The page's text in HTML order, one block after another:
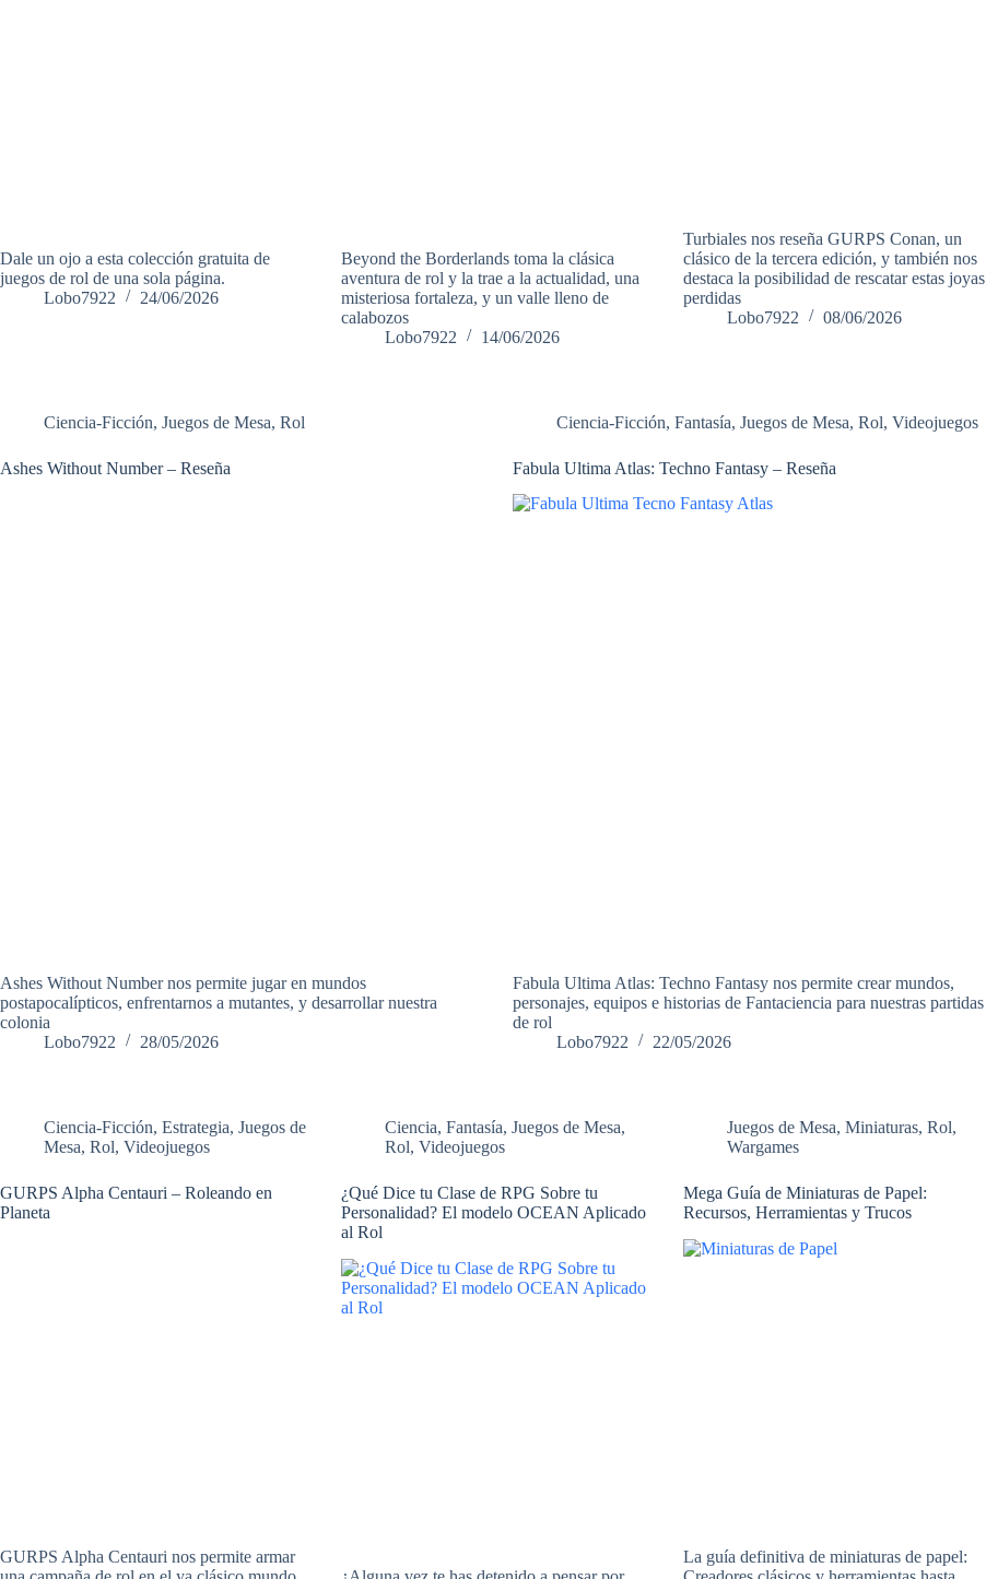
Dale un ojo a esta colección gratuita de
juegos de rol de una sola página.
Lobo7922
24/06/2026
Beyond the Borderlands toma la clásica
aventura de rol y la trae a la actualidad, una
misteriosa fortaleza, y un valle lleno de
calabozos
Lobo7922
14/06/2026
Turbiales nos reseña GURPS Conan, un
clásico de la tercera edición, y también nos
destaca la posibilidad de rescatar estas joyas
perdidas
Lobo7922
08/06/2026
Ciencia-Ficción, Juegos de Mesa, Rol
Ashes Without Number – Reseña
Ashes Without Number nos permite jugar en mundos
postapocalípticos, enfrentarnos a mutantes, y desarrollar nuestra
colonia
Lobo7922
28/05/2026
Ciencia-Ficción, Fantasía, Juegos de Mesa, Rol, Videojuegos
Fabula Ultima Atlas: Techno Fantasy – Reseña
Fabula Ultima Atlas: Techno Fantasy nos permite crear mundos,
personajes, equipos e historias de Fantaciencia para nuestras partidas
de rol
Lobo7922
22/05/2026
Ciencia-Ficción, Estrategia, Juegos de
Mesa, Rol, Videojuegos
GURPS Alpha Centauri – Roleando en
Planeta
GURPS Alpha Centauri nos permite armar
Ciencia,Fantasía,Juegos de Mesa,
Rol,Videojuegos
¿Qué Dice tu Clase de RPG Sobre tu
Personalidad? El modelo OCEAN Aplicado
al Rol
Juegos de Mesa, Miniaturas, Rol,
Wargames
Mega Guía de Miniaturas de Papel:
Recursos, Herramientas y Trucos
La guía definitiva de miniaturas de papel: